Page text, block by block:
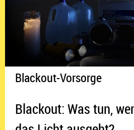
Blackout-Vorsorge
Blackout: Was tun,